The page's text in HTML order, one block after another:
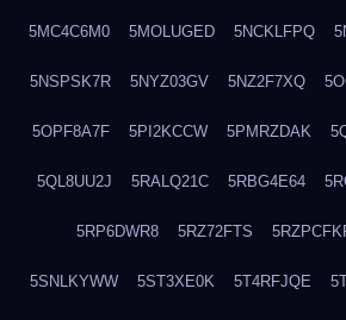
5MC4C6M0 5MOLUGED 5NCKLFPQ
5NSPSK7R 5NYZ03GV 5NZ2F7XQ
5OPF8A7F 5PI2KCCW 5PMRZDAK
5QL8UU2J 5RALQ21C 5RBG4E64
5RP6DWR8 5RZ72FTS
5SNLKYWW 5ST3XE0K 5T4RFJQE